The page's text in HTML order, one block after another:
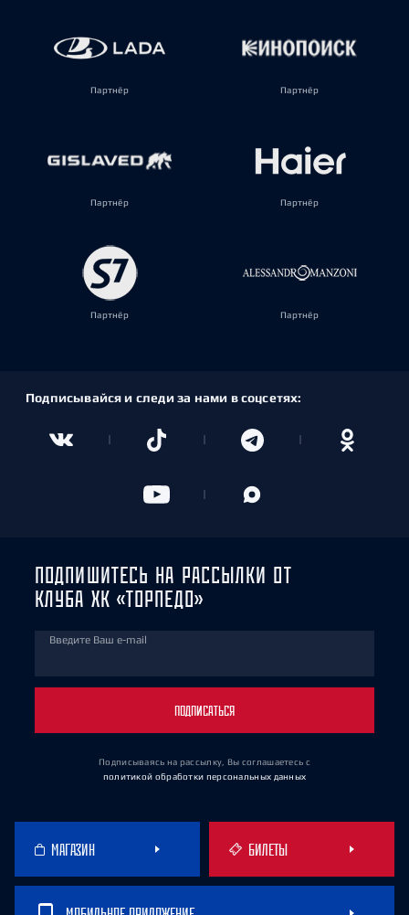
Партнёр Партнёр
Партнёр Партнёр
Партнёр Партнёр
Подписывайся и следи за нами в соцсетях:
ПОДПИШИТЕСЬ НА РАССЫЛКИ ОТ
КЛУБА ХК «ТОРПЕДО»
Введите Ваш e-mail
ПОДПИСАТЬСЯ
Подписываясь на рассылку, Вы соглашаетесь с
политикой обработки персональных данных
МАГАЗИН БИЛЕТЫ